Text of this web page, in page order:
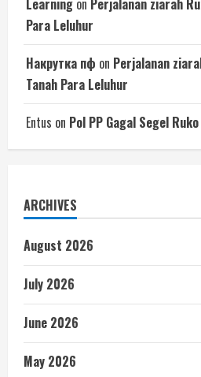
Learning on Perjalanan ziarah
Para Leluhur
Накрутка пф on Perjalanan
Tanah Para Leluhur
Entus on Pol PP Gagal Segel
ARCHIVES
August 2026
July 2026
June 2026
May 2026